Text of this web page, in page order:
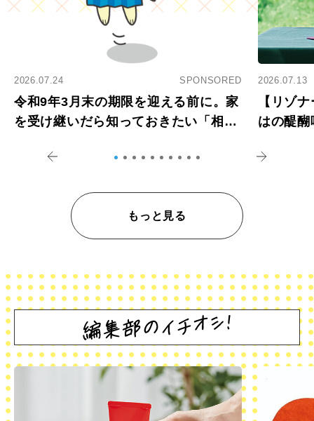
2026.07.24 SPONSORED
令和9年3月末の期限を迎える前に。家
を受け継いだら知っておきたい「相続
2026.07.13
【リゾ
はの醍
もっと見る